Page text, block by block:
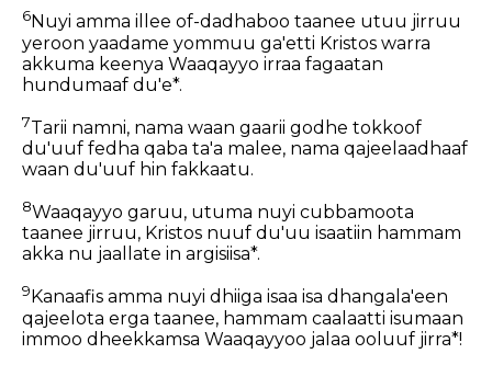
6Nuyi amma illee of-dadhaboo taanee utuu jirruu
yeroon yaadame yommuu ga'etti Kristos warra
akkuma keenya Waaqayyo irraa fagaatan
hundumaaf du'e*.
7Tarii namni, nama waan gaarii godhe tokkoof
du'uuf fedha qaba ta'a malee, nama qajeelaadhaaf
waan du'uuf hin fakkaatu.
8Waaqayyo garuu, utuma nuyi cubbamoota
taanee jirruu, Kristos nuuf du'uu isaatiin hammam
akka nu jaallate in argisiisa*.
9 Kanaafis amma nuyi dhiiga isaa isa dhangala'een
qajeelota erga taanee, hammam caalaatti isumaan
immoo dheekkamsa Waaqayyoo jalaa ooluuf jirra*!